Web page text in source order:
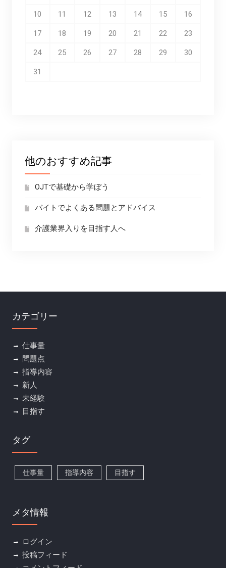
10 11 12 13 14 15 16
17 18 19 20 21 22 23
24 25 26 27 28 29 30
31
他のおすすめ記事
OJTで基礎から学ぼう
バイトでよくある問題とアドバイス
介護業界入りを目指す人へ
カテゴリー
仕事量
問題点
指導内容
新人
未経験
目指す
タグ
仕事量 指導内容 目指す
メタ情報
ログイン
投稿フィード